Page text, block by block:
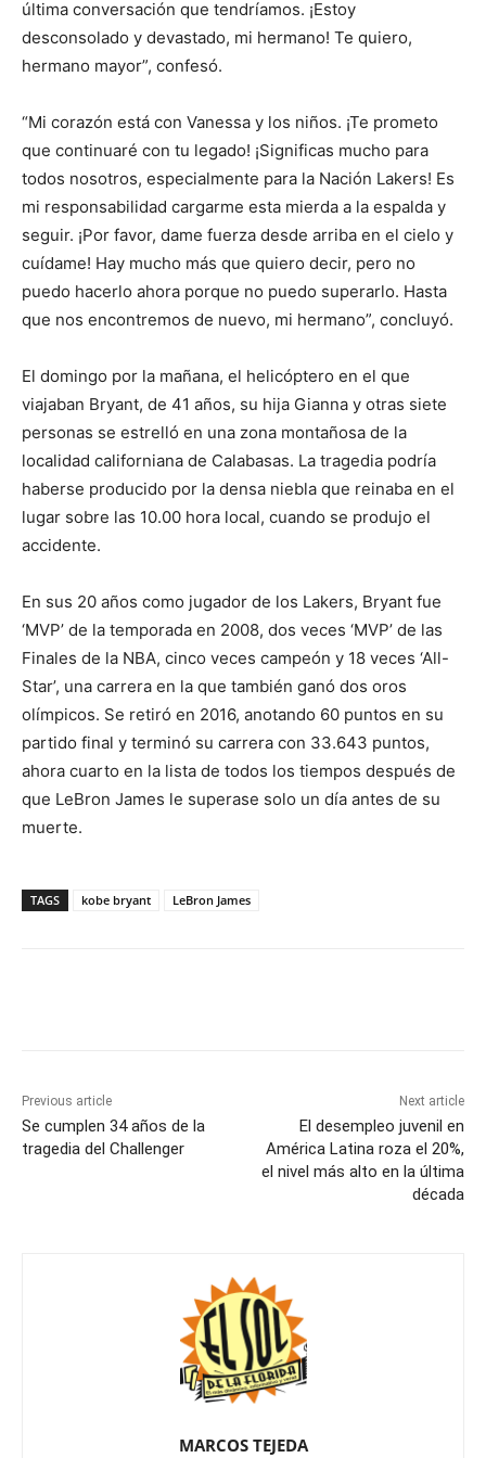
última conversación que tendríamos. ¡Estoy
desconsolado y devastado, mi hermano! Te quiero,
hermano mayor”, confesó.
“Mi corazón está con Vanessa y los niños. ¡Te prometo
que continuaré con tu legado! ¡Significas mucho para
todos nosotros, especialmente para la Nación Lakers! Es
mi responsabilidad cargarme esta mierda a la espalda y
seguir. ¡Por favor, dame fuerza desde arriba en el cielo y
cuídame! Hay mucho más que quiero decir, pero no
puedo hacerlo ahora porque no puedo superarlo. Hasta
que nos encontremos de nuevo, mi hermano”, concluyó.
El domingo por la mañana, el helicóptero en el que
viajaban Bryant, de 41 años, su hija Gianna y otras siete
personas se estrelló en una zona montañosa de la
localidad californiana de Calabasas. La tragedia podría
haberse producido por la densa niebla que reinaba en el
lugar sobre las 10.00 hora local, cuando se produjo el
accidente.
En sus 20 años como jugador de los Lakers, Bryant fue
‘MVP’ de la temporada en 2008, dos veces ‘MVP’ de las
Finales de la NBA, cinco veces campeón y 18 veces ‘All-
Star’, una carrera en la que también ganó dos oros
olímpicos. Se retiró en 2016, anotando 60 puntos en su
partido final y terminó su carrera con 33.643 puntos,
ahora cuarto en la lista de todos los tiempos después de
que LeBron James le superase solo un día antes de su
muerte.
TAGS kobe bryant LeBron James
Previous article
Se cumplen 34 años de la
tragedia del Challenger
Next article
El desempleo juvenil en
América Latina roza el 20%,
el nivel más alto en la última
década
MARCOS TEJEDA